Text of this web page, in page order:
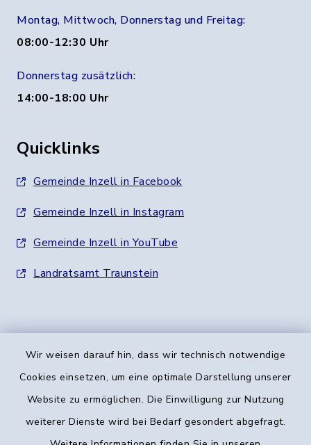
Wir weisen darauf hin, dass wir technisch notwendige
Cookies einsetzen, um eine optimale Darstellung unserer
Website zu ermöglichen. Die Einwilligung zur Nutzung
weiterer Dienste wird bei Bedarf gesondert abgefragt.
Montag, Mittwoch, Donnerstag und Freitag:
08:00-12:30 Uhr
Donnerstag zusätzlich:
14:00-18:00 Uhr
Quicklinks
Gemeinde Inzell in Facebook
Gemeinde Inzell in Instagram
Gemeinde Inzell in YouTube
Landratsamt Traunstein
Kontakt